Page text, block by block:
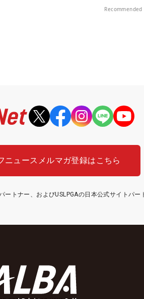
Recommended
ニュース メルマガ登録はこちら
トナー、およびUSLPGAの日本公式サイトパー